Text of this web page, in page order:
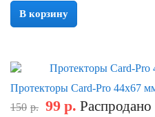
В корзину
Протекторы Card-Pro 44x67
150 р. 99 р. Распродано